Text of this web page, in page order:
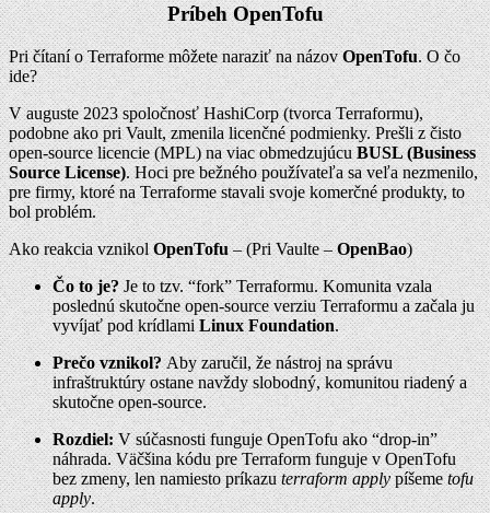
Príbeh OpenTofu
Pri čítaní o Terraforme môžete naraziť na názovOpenTofu. O čo
ide?
V auguste 2023 spoločnosť HashiCorp (tvorca Terraformu),
podobne ako pri Vault, zmenila licenčné podmienky. Prešli z čisto
open-source licencie (MPL) na viac obmedzujúcuBUSL (Business
Source License). Hoci pre bežného používateľa sa veľa nezmenilo,
pre firmy, ktoré na Terraforme stavali svoje komerčné produkty, to
bol problém.
Ako reakcia vznikolOpenTofu– (Pri Vaulte –OpenBao)
Čo to je?Je to tzv. “fork” Terraformu. Komunita vzala
poslednú skutočne open-source verziu Terraformu a začala ju
vyvíjať pod krídlamiLinux Foundation.
Prečo vznikol?Aby zaručil, že nástroj na správu
infraštruktúry ostane navždy slobodný, komunitou riadený a
skutočne open-source.
Rozdiel:V súčasnosti funguje OpenTofu ako “drop-in”
náhrada. Väčšina kódu pre Terraform funguje v OpenTofu
bez zmeny, len namiesto príkazuterraform applypíšemetofu
apply.